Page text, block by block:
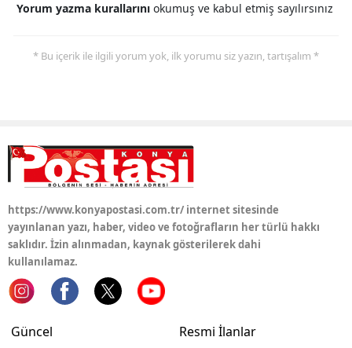
Samsun
Trabzon
Tunceli
Van
Yorum yazma kurallarını okumuş ve kabul etmiş sayılırsınız
* Bu içerik ile ilgili yorum yok, ilk yorumu siz yazın, tartışalım *
https://www.konyapostasi.com.tr/ internet sitesinde
yayınlanan yazı, haber, video ve fotoğrafların her türlü hakkı
saklıdır. İzin alınmadan, kaynak gösterilerek dahi
kullanılamaz.
Güncel
Resmi İlanlar